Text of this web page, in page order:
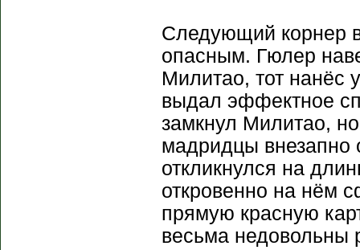
Следующий корнер
опасным. Гюлер
Милитао, тот нанёс
выдал эффектное
замкнул Милитао,
мадридцы внезапно
откликнулся на
откровенно на нём
прямую красную
весьма